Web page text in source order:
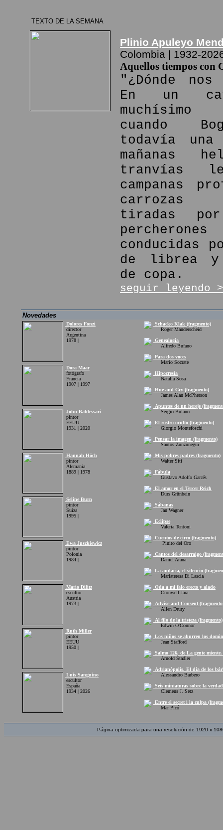
TEXTO DE LA SEMANA
Plinio Apuleyo
Colombia | 1932-
Aquellos tiempos con
"¿Dónde nos
En un
cuando
todavía una
mañanas
tranvías
campanas
carrozas
tiradas
conducidas
de librea y
de copa.
seguir leyendo
Novedades
Dolores Fonzi
director
Argentina
1978 |
Dora Maar
fotógrafo
Francia
1907 | 1997
John Baldessari
pintor
EEUU
1931 | 2020
Hannah Höch
pintor
Alemania
1889 | 1978
Seline Burn
pintor
Suiza
1995 |
Ewa Juszkiewicz
pintor
Polonia
1984 |
Mario Dilitz
escultor
Austria
1973 |
Ruth Miller
pintor
EEUU
1950 |
Luis Sanguino
escultor
España
1934 | 2026
Schacko Klak (fragmento)
Roger Manderscheid
Genealogía
Alfredo Bufano
Para dos voces
Mario Socrate
Hipocresía
Natalia Sosa
Hue and Cry (fragmento)
James Alan McPherson
Apuntes de un hereje
Sergio Bufano
El rostro oculto (fragmento)
Giorgio Montefoschi
Pensar la imagen (fragmento)
Santos Zunzunegui
Mis pobres padres (fragmento)
Walter Siti
Fábula
Gustavo Adolfo Garcés
El amor en el Tercer Reich
Durs Grünbein
Sábanas
Jan Wagner
Eclipse
Valeria Tentoni
Cuentos de circo (fragmento)
Pinito del Oro
Cantos del desarraigo
Daniel Arana
La audacia, el silencio
Mariateresa Di Lascia
Oda a mi falo erecto y alado
Cronwell Jara
Advise and Consent
Allen Drury
Al filo de la tristeza (fragmento)
Edwin O'Connor
Los niños se aburren los
Jean Stafford
Salmo 126, de La gente
Arnold Stadler
Adrianópolis. El día de los
Alessandro Barbero
Seis miniaturas sobre la
Clemens J. Setz
Entre el secret i la culpa
Mar Picó
Página optimizada para una resolución de 1920 x